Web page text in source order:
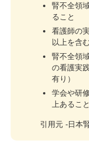
腎不全領
ること
看護師の
以上を含む
腎不全領
の看護実
有り）
学会や研
上あること
引用元 -日本